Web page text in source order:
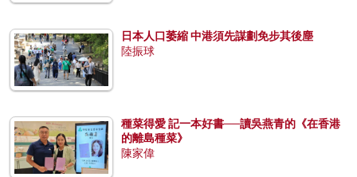
日本人口萎縮 中港須先謀劃免步其後塵
陸振球
種菜得愛 記一本好書──讀吳燕青的《在香港
的離島種菜》
陳家偉